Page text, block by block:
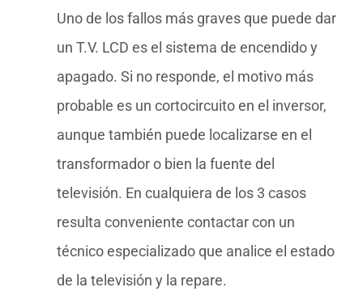
Uno de los fallos más graves que puede dar
un T.V. LCD es el sistema de encendido y
apagado. Si no responde, el motivo más
probable es un cortocircuito en el inversor,
aunque también puede localizarse en el
transformador o bien la fuente del
televisión. En cualquiera de los 3 casos
resulta conveniente contactar con un
técnico especializado que analice el estado
de la televisión y la repare.